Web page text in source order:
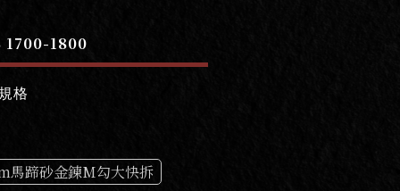
1700-1800
格
馬蹄砂金鍊M勾大快拆